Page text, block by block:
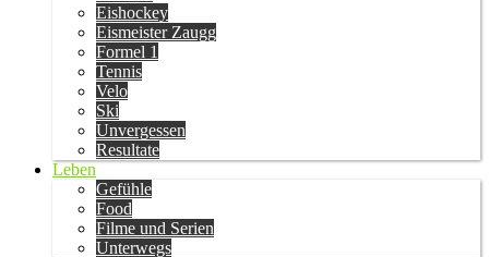
Eishockey
Eismeister Zaugg
Formel 1
Tennis
Velo
Ski
Unvergessen
Resultate
Leben
Gefühle
Food
Filme und Serien
Unterwegs